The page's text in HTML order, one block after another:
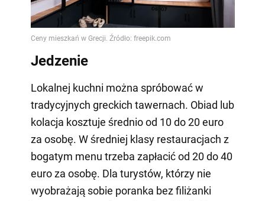
Jedzenie
Lokalnej kuchni można spróbować w
tradycyjnych greckich tawernach. Obiad lub
kolacja kosztuje średnio od 10 do 20 euro
za osobę. W średniej klasy restauracjach z
bogatym menu trzeba zapłacić od 20 do 40
euro za osobę. Dla turystów, którzy nie
wyobrażają sobie poranka bez filiżanki